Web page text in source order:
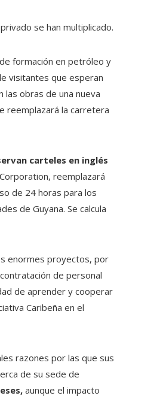
se han multiplicado.
formación en petróleo y
visitantes que esperan
obras de una nueva
reemplazará la carretera
carteles en inglés
reemplazará
de 24 horas para los
de Guyana. Se calcula
enormes proyectos, por
de personal
de aprender y cooperar
Caribeña en el
razones por las que sus
de su sede de
aunque el impacto